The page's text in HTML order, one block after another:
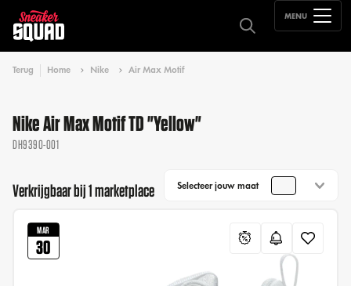
MENU
Terug Home Nike Air Max Motif
Nike Air Max Motif TD "Yellow"
DH9390-001
Verkrijgbaar bij 1 marketplace Selecteer jouw maat
MAR
30